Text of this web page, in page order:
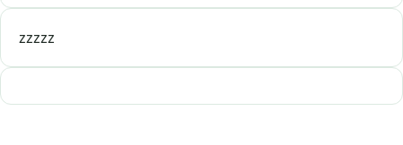
zzzzz